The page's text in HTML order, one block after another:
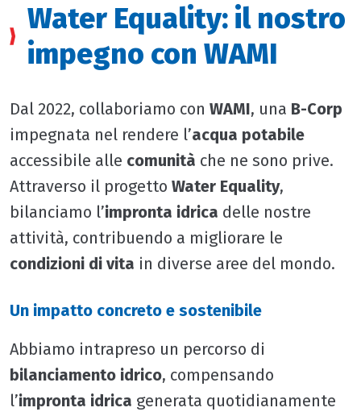
Water Equality: il nostro
impegno con WAMI
Dal 2022, collaboriamo con WAMI, una B-Corp
impegnata nel rendere l’acqua potabile
accessibile alle comunità che ne sono prive.
Attraverso il progetto Water Equality,
bilanciamo l’impronta idrica delle nostre
attività, contribuendo a migliorare le
condizioni di vita in diverse aree del mondo.
Un impatto concreto e sostenibile
Abbiamo intrapreso un percorso di
bilanciamento idrico, compensando
l’impronta idrica generata quotidianamente